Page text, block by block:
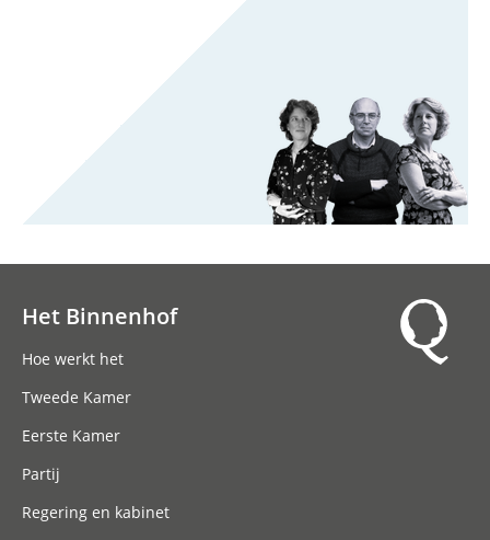
Het Binnenhof
Hoe werkt het
Tweede Kamer
Eerste Kamer
Partij
Regering en kabinet